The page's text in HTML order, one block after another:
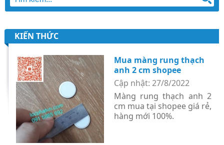
KIẾN THỨC
Mua màng rung thạch
anh 2 cm shopee
Cập nhật: 27/8/2022
Màng rung thạch anh 2
cm mua tại shopee giá rẻ,
hàng mới 100%.